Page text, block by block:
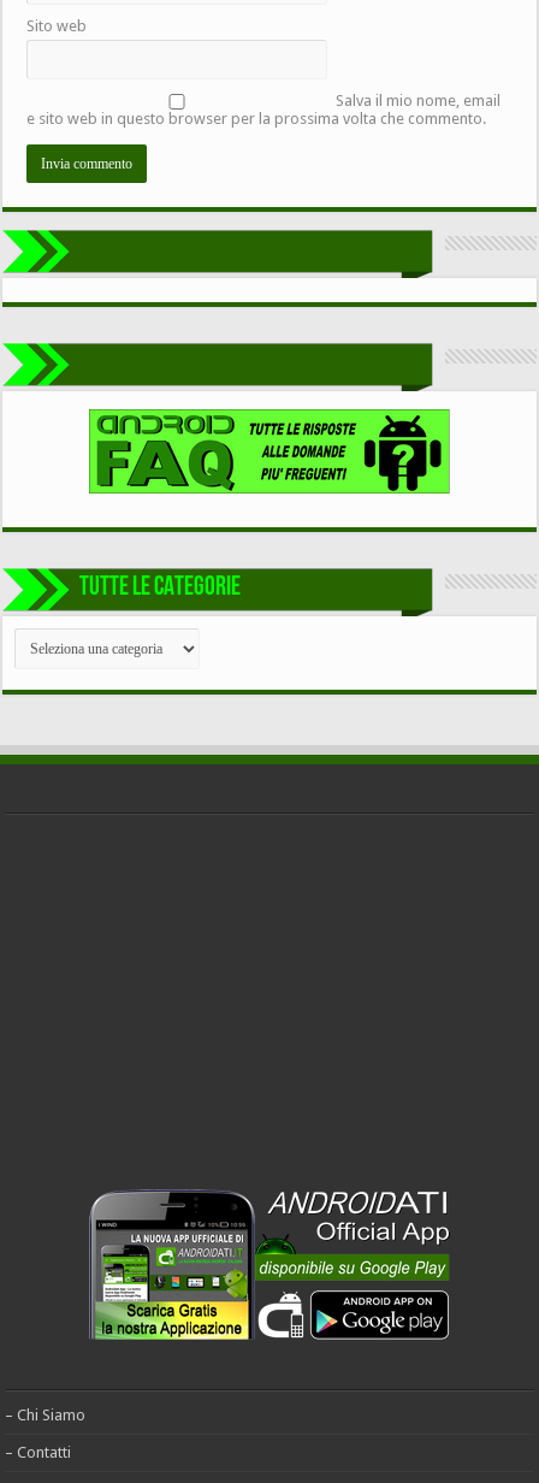
Sito web
Salva il mio nome, email
e sito web in questo browser per la prossima volta che commento.
TUTTE LE CATEGORIE
TUTTE
CATEGORIE
– Chi Siamo
– Contatti